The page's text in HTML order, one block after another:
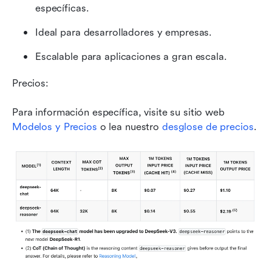
específicas.
Ideal para desarrolladores y empresas.
Escalable para aplicaciones a gran escala.
Precios:
Modelos y Precios o lea nuestro desglose de precios.